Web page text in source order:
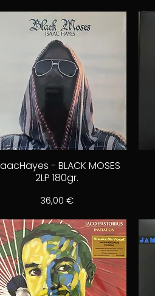
- BLACK MOSES
2LP 180gr.
Prix
36,00 €